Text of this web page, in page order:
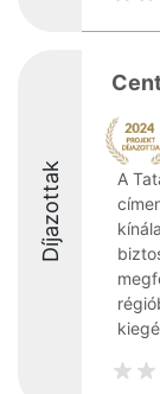
Díjazottak
A